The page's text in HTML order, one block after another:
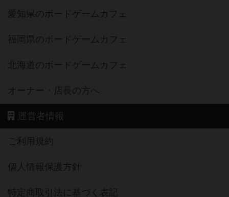
愛知県のボードゲームカフェ
福岡県のボードゲームカフェ
北海道のボードゲームカフェ
オーナー・店長の方へ
運営者情報
ご利用規約
個人情報保護方針
特定商取引法に基づく表記